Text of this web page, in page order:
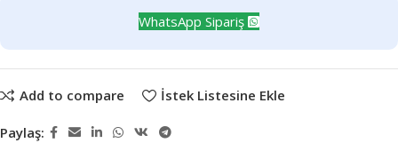
WhatsApp Sipariş
Add to compare İstek Listesine Ekle
Paylaş: